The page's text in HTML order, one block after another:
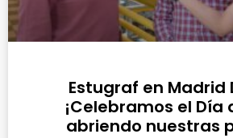
Estugraf en Madrid
¡Celebramos el Día
abriendo nuestras